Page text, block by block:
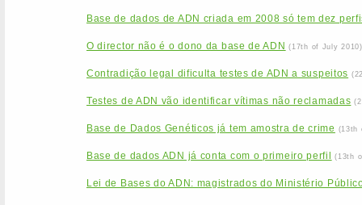
Base de dados de ADN criada em 2008 só tem dez
O director não é o dono da base de ADN (17th of July 2010)
Contradição legal dificulta testes de ADN a suspeitos
Testes de ADN vão identificar vítimas não reclamadas
Base de Dados Genéticos já tem amostra de crime (13th
Base de dados ADN já conta com o primeiro perfil (13th
Lei de Bases do ADN: magistrados do Ministério